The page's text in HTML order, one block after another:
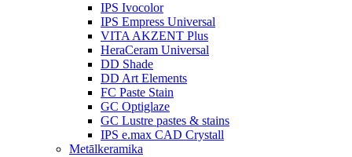
IPS Ivocolor
IPS Empress Universal
VITA AKZENT Plus
HeraCeram Universal
DD Shade
DD Art Elements
FC Paste Stain
GC Optiglaze
GC Lustre pastes & stains
IPS e.max CAD Crystall
Metālkeramika